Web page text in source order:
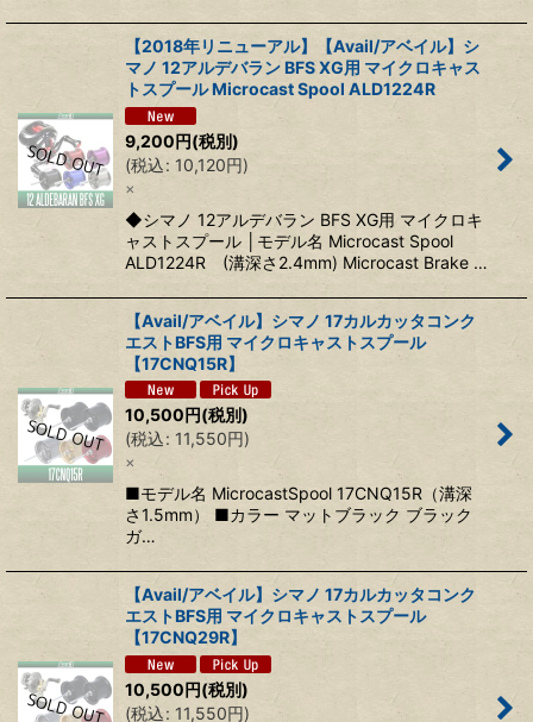
【2018年リニューアル】【Avail/アベイル】シ
マノ 12アルデバラン BFS XG用 マイクロキャス
トスプール Microcast Spool ALD1224R
9,200円(税別)
(税込: 10,120円)
×
◆シマノ 12アルデバラン BFS XG用 マイクロキ
ャストスプール │モデル名 Microcast Spool
ALD1224R (溝深さ2.4mm) Microcast Brake …
【Avail/アベイル】シマノ 17カルカッタコンク
エストBFS用 マイクロキャストスプール
【17CNQ15R】
10,500 円(税別)
(税込: 11,550円)
×
■モデル名 MicrocastSpool 17CNQ15R（溝深
さ1.5mm） ■カラー マットブラック ブラック
ガ…
【Avail/アベイル】シマノ 17カルカッタコンク
エストBFS用 マイクロキャストスプール
【17CNQ29R】
10,500円(税別)
(税込: 11,550円)